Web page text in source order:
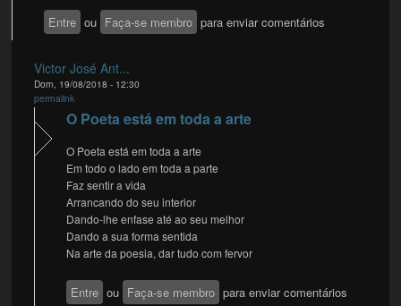
Entre ou Faça-se membro para enviar comentários
Victor José Ant...
Dom, 19/08/2018 - 12:30
permalink
O Poeta está em toda a arte
O Poeta está em toda a arte
Em todo o lado em toda a parte
Faz sentir a vida
Arrancando do seu interior
Dando-lhe enfase até ao seu melhor
Dando a sua forma sentida
Na arte da poesia, dar tudo com fervor
Entre ou Faça-se membro para enviar comentários